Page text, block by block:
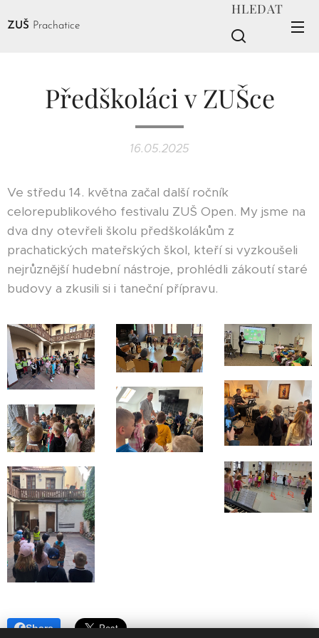
ZUŠ Prachatice
HLEDAT
Předškoláci v ZUŠce
16.05.2025
Ve středu 14. května začal další ročník
celorepublikového festivalu ZUŠ Open. My jsme na
dva dny otevřeli školu předškolákům z
prachatických mateřských škol, kteří si vyzkoušeli
nejrůznější hudební nástroje, prohlédli zákoutí staré
budovy a zkusili si i taneční přípravu.
Share